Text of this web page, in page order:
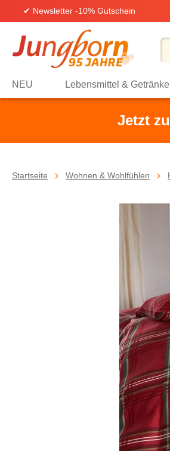
Zur Hauptnavigation springen
✔ Newsletter -10% Gutschein
NEU Lebensmittel & Getränke
Jetzt
Startseite Wohnen & Wohlfühlen